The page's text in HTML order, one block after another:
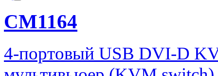
CM1164
4-портовый USB DVI-D